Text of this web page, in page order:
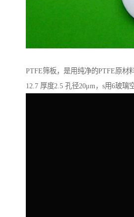
PTFE筛板，是用纯净的PTFE原材
12.7 厚度2.5 孔径20μm，s用6玻璃